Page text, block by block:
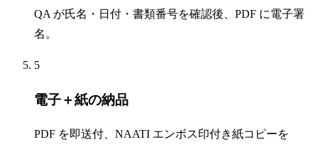
QA が氏名・日付・書類番号を確認後、PDF に電子署
名。
5
電子＋紙の納品
PDF を即送付、NAATI エンボス印付き紙コピーを